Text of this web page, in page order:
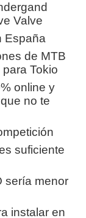
Valve
España
de MTB
Tokio
online y
no te
suficiente
sería menor
instalar en